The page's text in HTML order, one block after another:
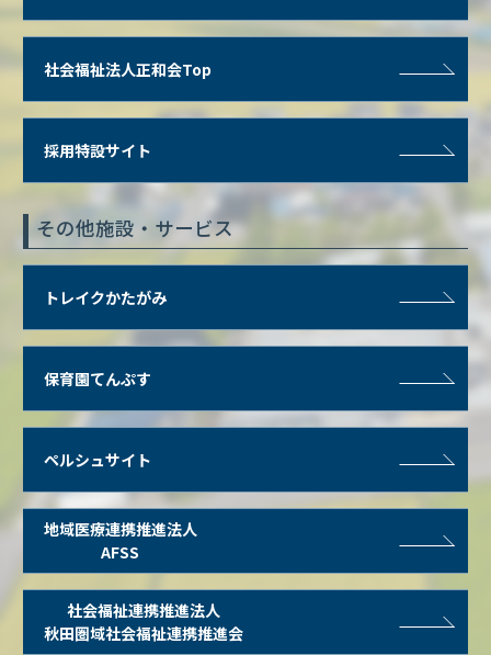
社会福祉法人正和会Top
採用特設サイト
その他施設・サービス
トレイクかたがみ
保育園てんぷす
ペルシュサイト
地域医療連携推進法人
AFSS
社会福祉連携推進法人
秋田圏域社会福祉連携推進会